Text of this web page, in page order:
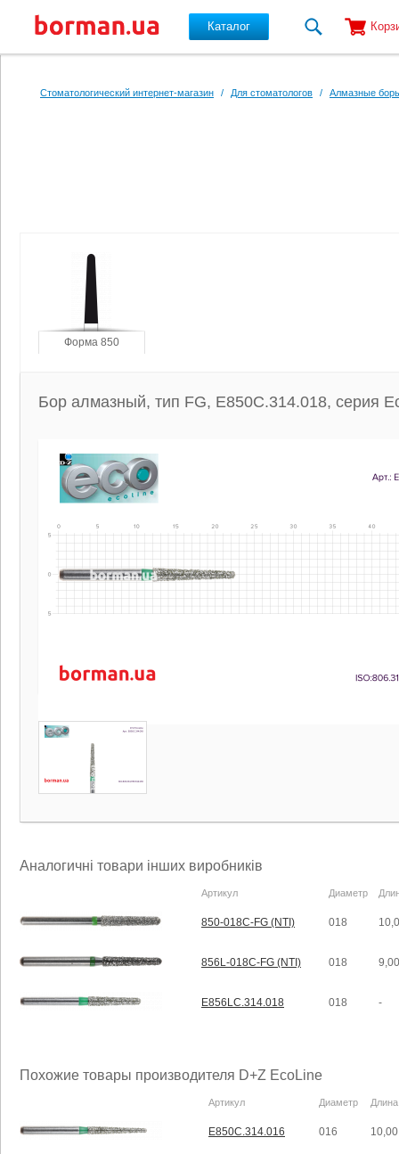
Каталог
Стоматологический интернет-магазин / Для стоматологов / Алмазные
Форма 850
Бор алмазный, тип FG, E850C.314.018, серия
Аналогичні товари інших виробників
Артикул Диаметр
850-018C-FG (NTI) 018
856L-018C-FG (NTI) 018 9,00
E856LC.314.018 018 -
Похожие товары производителя D+Z EcoLine
Артикул Диаметр Длина
E850C.314.016 016 10,00